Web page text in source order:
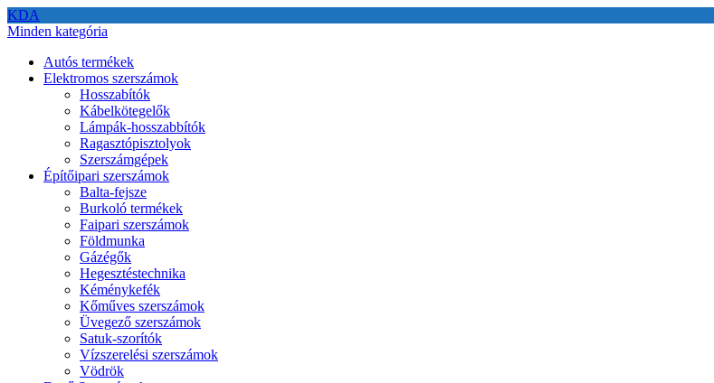
KDA
Minden kategória
Autós termékek
Elektromos szerszámok
Hosszabítók
Kábelkötegelők
Lámpák-hosszabbítók
Ragasztópisztolyok
Szerszámgépek
Építőipari szerszámok
Balta-fejsze
Burkoló termékek
Faipari szerszámok
Földmunka
Gázégők
Hegesztéstechnika
Kéménykefék
Kőműves szerszámok
Üvegező szerszámok
Satuk-szorítók
Vízszerelési szerszámok
Vödrök